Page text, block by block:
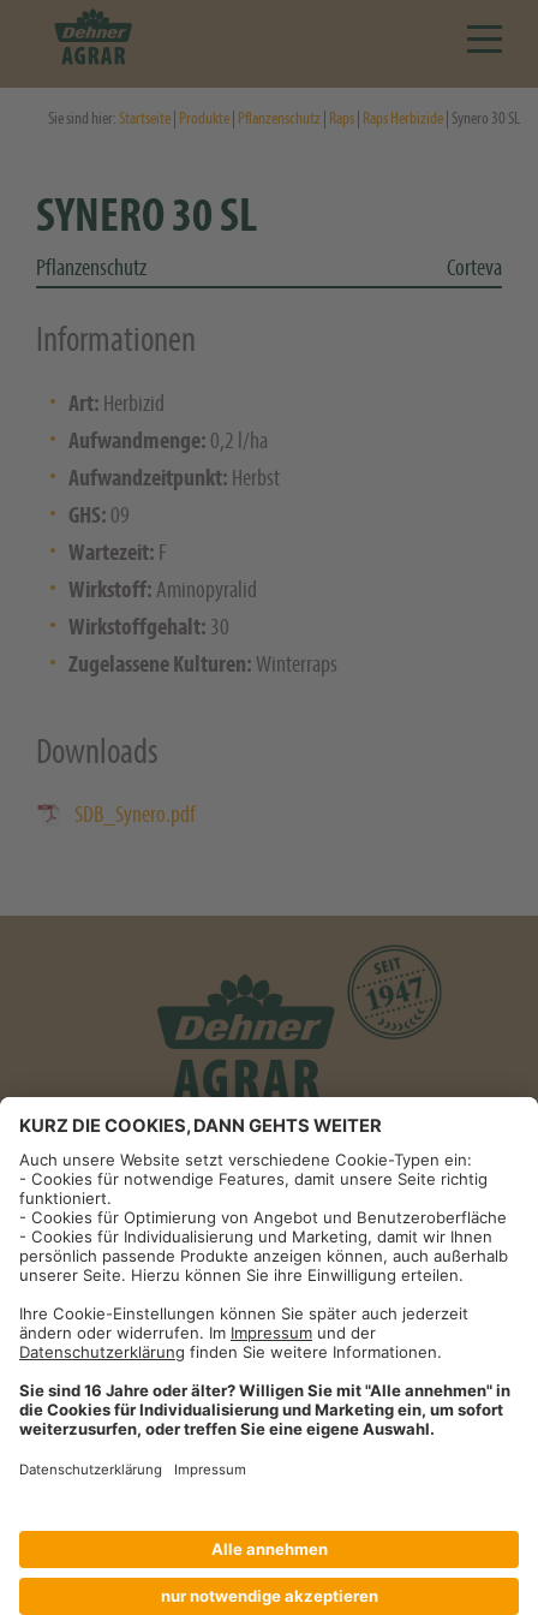
Sie sind hier:Startseite Produkte Pflanzenschutz Raps Raps Herbizide | Synero 30 SL
SYNERO 30 SL
Pflanzenschutz Corteva
Informationen
Art: Herbizid
Aufwandmenge: 0,2 l/ha
Aufwandzeitpunkt: Herbst
GHS: 09
Wartezeit: F
Wirkstoff: Aminopyralid
Wirkstoffgehalt: 30
Zugelassene Kulturen: Winterraps
Downloads
SDB_Synero.pdf
Informationen
Impressum
Datenschutzhinweise
AGB und Widerrufsbelehrung
Dehner Unternehmen
Cookie-Einstellungen
Dehner Agrar GmbH & Co. KG
09090 / 77 72 72
Fax09090 / 77 73 91
agrar@dehner.de